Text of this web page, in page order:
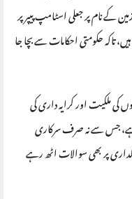
کے نام پر جعلی اسٹامپ پیپر پر
تاکہ حکومتی احکامات سے بچا جا
کی ملکیت اور کرایہ داری کی
ہے، جس سے نہ صرف سرکاری
پر بھی سوالات اٹھ رہے